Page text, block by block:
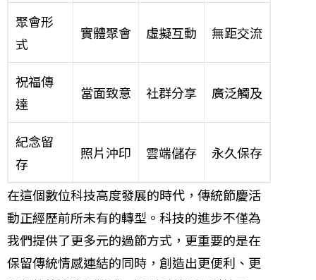
聚會形
式
實體聚會 虛擬互動 無距交流
祝福傳
達
當面致意 社群分享 廣泛觸及
紀念留
存
照片沖印 雲端儲存 永久保存
在這個數位科技高度發展的時代，傳統節慶活
動正經歷前所未有的轉型。科技的進步不僅為
我們提供了更多元的過節方式，更重要的是在
保留傳統情感連結的同時，創造出更便利、更